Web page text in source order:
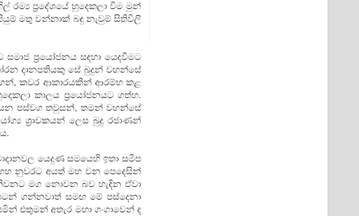
රම්‍ය ප්‍රදේශයේ හුදෙකලා වීම මුන්
මතු වන්නාක් බඳු නැවුම් සිතිවිලි
ප්‍රයෝජනය සඳහා යෙදවීමට
දානපතියකු සේ බුදුන් වහන්සේ
කවර ආකාරයකින් ආරම්භ කළ
කාලය ප්‍රයෝජනයට ගත්හ.
පස්වග තවුසන්, තමන් වහන්සේ
ශ්‍රාවකයන් ලෙස බුදු රජාණන්
යෙදුණ සමයෙහි ඉතා සමීප
නුවරට අයත් මහ වන පෙදෙසින්
මග නොවන බව හැඳින ඒවා
ගන්නවාත් සමඟ මේ පස්දෙනා
එතුමන් අතැර මහා ගංගාවෙන් ද